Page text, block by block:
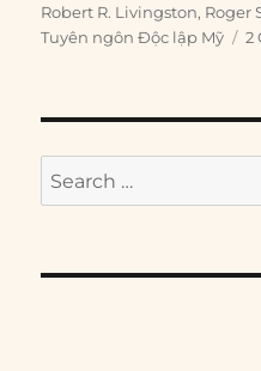
Robert R. Livingston, Roger
Tuyên ngôn Độc lập Mỹ
2
Search
for: